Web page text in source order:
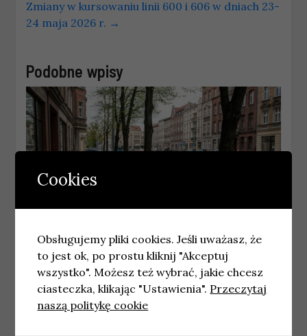
Zmiany w kursowaniu linii 600 i 606 w dniach 23-
24 maja 2026 r. →
Podobne wpisy
POZNAŃ
Modernizacja ulicy 23 Lutego:
powiększenie terenów zielonych
22 kwietnia, 2026 redakcja
Cookies
Obsługujemy pliki cookies. Jeśli uważasz, że
to jest ok, po prostu kliknij "Akceptuj
wszystko". Możesz też wybrać, jakie chcesz
ciasteczka, klikając "Ustawienia". Przeczytaj
naszą politykę cookie